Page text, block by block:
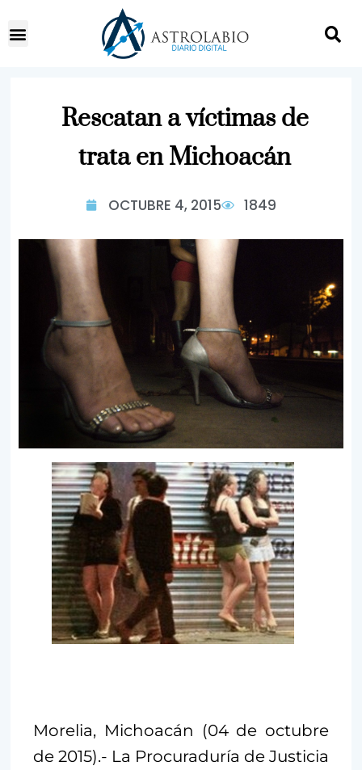
Rescatan a víctimas de
trata en Michoacán
OCTUBRE 4, 2015 1849
Morelia, Michoacán (04 de octubre
de 2015).- La Procuraduría de Justicia